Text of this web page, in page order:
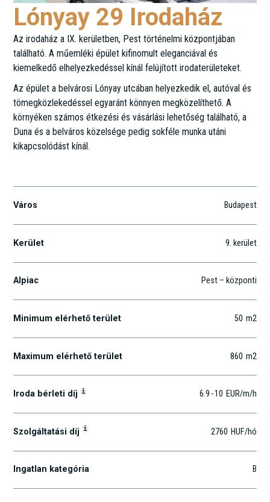
Lónyay 29 Irodaház
Az irodaház a IX. kerületben, Pest történelmi központjában
található. A műemléki épület kifinomult eleganciával és
kiemelkedő elhelyezkedéssel kínál felújított irodaterületeket.
Az épület a belvárosi Lónyay utcában helyezkedik el, autóval és
tömegközlekedéssel egyaránt könnyen megközelíthető. A
környéken számos étkezési és vásárlási lehetőség található, a
Duna és a belváros közelsége pedig sokféle munka utáni
kikapcsolódást kínál.
Város Budapest
Kerület 9. kerület
Alpiac Pest – központi
Minimum elérhető terület 50 m2
Maximum elérhető terület 860 m2
Iroda bérleti díj i 6.9 -10 EUR/m/h
Szolgáltatási díj i 2760 HUF/hó
Ingatlan kategória B